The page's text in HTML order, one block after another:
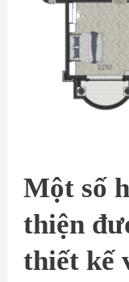
Một số
thiện
thiết kế